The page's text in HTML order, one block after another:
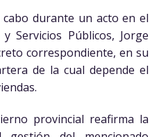
durante un acto en el
Servicios Públicos, Jorge
correspondiente, en su
de la cual depende el
provincial reafirma la